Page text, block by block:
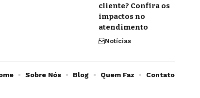
cliente? Confira os
impactos no
atendimento
Notícias
Sobre Nós Blog Quem Faz Contato